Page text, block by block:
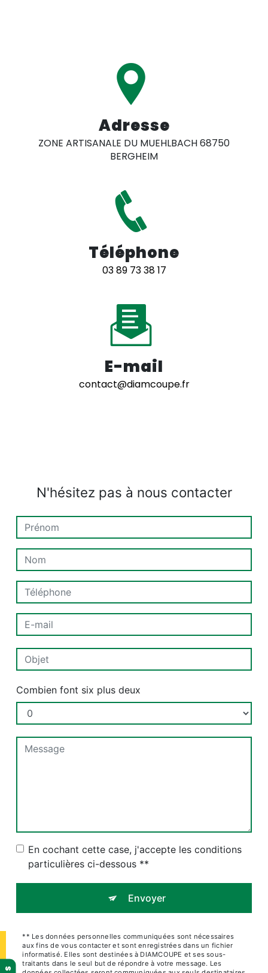
Adresse
ZONE ARTISANALE DU MUEHLBACH 68750
BERGHEIM
Téléphone
03 89 73 38 17
E-mail
contact@diamcoupe.fr
N'hésitez pas à nous contacter
Combien font six plus deux
En cochant cette case, j'accepte les conditions
particulières ci-dessous **
Envoyer
** Les données personnelles communiquées sont nécessaires
aux fins de vous contacter et sont enregistrées dans un fichier
informatisé. Elles sont destinées à DIAMCOUPE et ses sous-
traitants dans le seul but de répondre à votre message. Les